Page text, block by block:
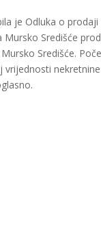
je Odluka o
Mursko Središće
Središće.